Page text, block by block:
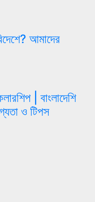
আমাদের
| বাংলাদেশি
ও টিপস